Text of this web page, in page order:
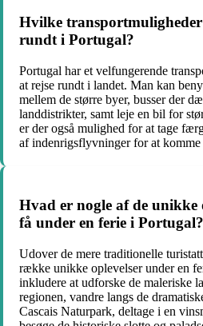
Hvilke
rundt i Portugal?
Portugal har et velfungerende
at rejse rundt i landet. Man kan
mellem de større byer, busser der
landdistrikter, samt leje en bil for
er der også mulighed for at tage
af indenrigsflyvninger for at komme
Hvad er nogle af de unikke
få under en ferie i Portugal?
Udover de mere traditionelle
række unikke oplevelser under en
inkludere at udforske de maleriske
regionen, vandre langs de
Cascais Naturpark, deltage i en